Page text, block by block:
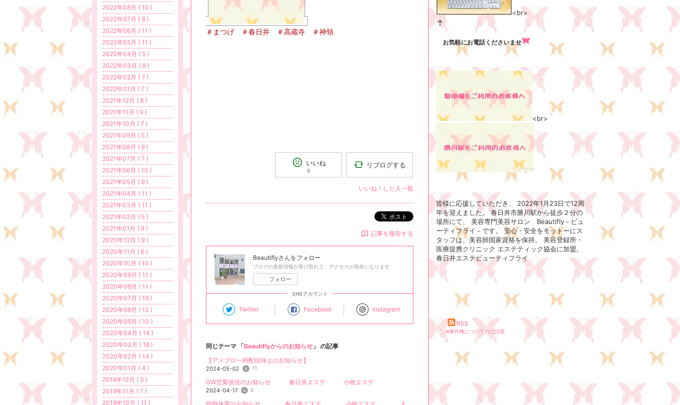
＃まつげ ＃春日井 ＃高蔵寺 ＃神領
いいね
6
リブログする
いいね！した人一覧
ポスト
記事を報告する
Beautiflyさんをフォロー
ブログの更新情報が受け取れて、アクセスが簡単になります
フォロー
SNSアカウント
Twitter Facebook Instagram
同じテーマ 「Beautiflyからのお知らせ 」 の記事
【アメブロ一時配信休止のお知らせ】
2024-05-02 11
GW営業状況のお知らせ 春日井エステ 小牧エステ
2024-04-17 5
<br>
↑
お気軽にお電話くださいませ
<br>
皆様に応援していただき、 2022年1月23日で12周
年を迎えました。 春日井市勝川駅から徒歩２分の
場所にて、 美容専門美容サロン Beautifly－ビュ
ーティフライ－です。 安心・安全をモットーにス
タッフは、美容師国家資格を保持。 美容登録所・
医療提携クリニック エステティック協会に加盟。
春日井エステビューティフライ
エステブライ
ダル 大曽根 勝川 春日井 名駅 金山 新守山 エステ ブ
ライダル ヘアメイク 着付け
RSS
※著作権についてのご注意
2022年08月 ( 10 )
2022年07月 ( 8 )
2022年06月 ( 11 )
2022年05月 ( 11 )
2022年04月 ( 5 )
2022年03月 ( 9 )
2022年02月 ( 7 )
2022年01月 ( 7 )
2021年12月 ( 8 )
2021年11月 ( 9 )
2021年10月 ( 7 )
2021年09月 ( 5 )
2021年08月 ( 9 )
2021年07月 ( 7 )
2021年06月 ( 10 )
2021年05月 ( 9 )
2021年04月 ( 11 )
2021年03月 ( 11 )
2021年02月 ( 5 )
2021年01月 ( 9 )
2020年12月 ( 9 )
2020年11月 ( 6 )
2020年10月 ( 10 )
2020年09月 ( 11 )
2020年08月 ( 11 )
2020年07月 ( 16 )
2020年06月 ( 12 )
2020年05月 ( 10 )
2020年04月 ( 14 )
2020年03月 ( 18 )
2020年02月 ( 14 )
2020年01月 ( 4 )
2019年12月 ( 5 )
2019年11月 ( 7 )
2019年10月 ( 11 )